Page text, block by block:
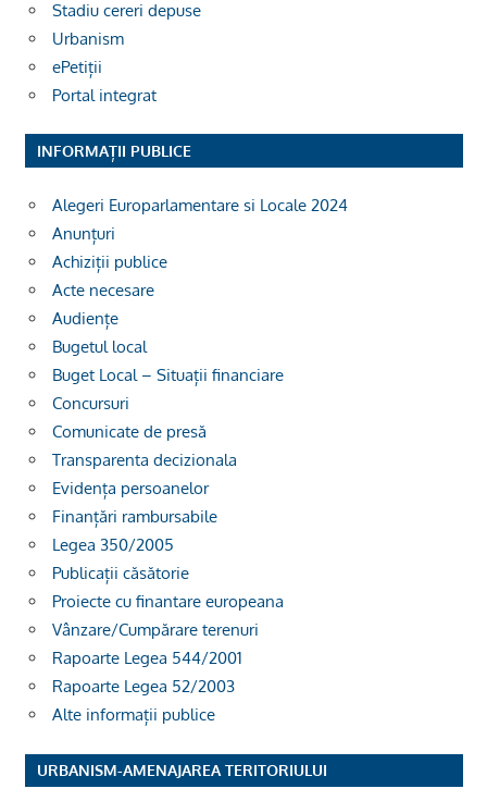
Stadiu cereri depuse
Urbanism
ePetiții
Portal integrat
INFORMAȚII PUBLICE
Alegeri Europarlamentare si Locale 2024
Anunțuri
Achiziții publice
Acte necesare
Audiențe
Bugetul local
Buget Local – Situații financiare
Concursuri
Comunicate de presă
Transparenta decizionala
Evidența persoanelor
Finanțări rambursabile
Legea 350/2005
Publicații căsătorie
Proiecte cu finantare europeana
Vânzare/Cumpărare terenuri
Rapoarte Legea 544/2001
Rapoarte Legea 52/2003
Alte informații publice
URBANISM-AMENAJAREA TERITORIULUI